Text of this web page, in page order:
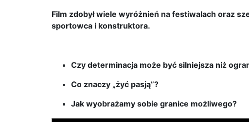
Film zdobył wiele wyróżnień na festiwalach oraz
sportowca i konstruktora.
Czy determinacja może być silniejsza niż
Co znaczy „żyć pasją”?
Jak wyobrażamy sobie granice możliwego?